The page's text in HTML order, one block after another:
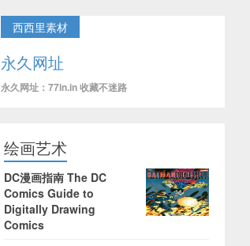
西西里素材
永久网址
永久网址：77in.in 收藏不迷路
绘画艺术
DC漫画指南 The DC
Comics Guide to
Digitally Drawing
Comics